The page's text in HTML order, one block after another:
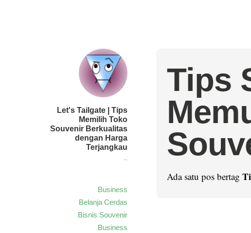
Let's Tailgate | Tips
Memilih Toko
Souvenir Berkualitas
dengan Harga
Terjangkau
–
Business
Belanja Cerdas
Bisnis Souvenir
Business
Tips
Ada satu pos bertag